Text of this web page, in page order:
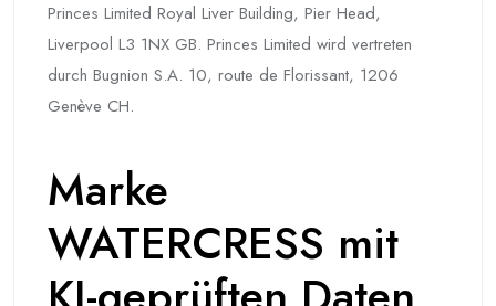
Princes Limited Royal Liver Building, Pier Head,
Liverpool L3 1NX GB. Princes Limited wird vertreten
durch Bugnion S.A. 10, route de Florissant, 1206
Genève CH.
Marke
WATERCRESS mit